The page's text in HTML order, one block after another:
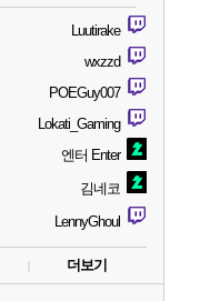
Luutirake
wxzzd
POEGuy007
Lokati_Gaming
엔터 Enter
김네코
LennyGhoul
더보기